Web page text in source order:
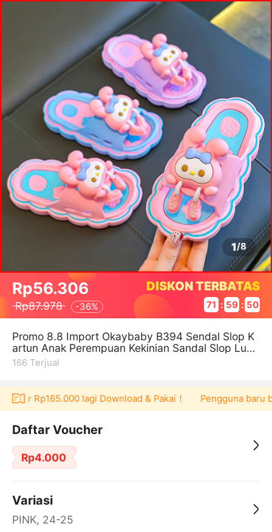
1/8
Rp56.306
Rp87.978 -36%
DISKON TERBATAS
71 : 59 : 50
Promo 8.8 Import Okaybaby B394 Sendal Slop K
artun Anak Perempuan Kekinian Sandal Slop Lucu
Anak Cewek Bahan Karet Jelly
166 Terjual
Rp165.000 lagi Download & Pakai！ Pengguna baru
Daftar Voucher
Rp4.000
Variasi
PINK, 24-25